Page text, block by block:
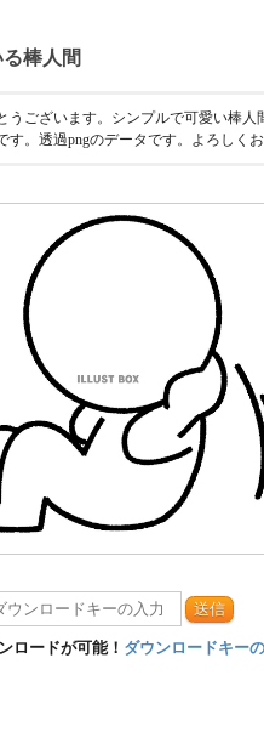
棒人間
うございます。シンプルで可愛い棒人
す。透過pngのデータです。よろしくお
送信
ロードが可能！ ダウンロードキー